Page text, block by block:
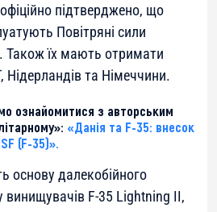
підтверджено, що
Повітряні сили
Також їх мають отримати
Нідерландів та Німеччини.
ознайомитися з авторським
«Данія та F-35: внесок
(F-35)».
основу далекобійного
винищувачів F-35 Lightning II,